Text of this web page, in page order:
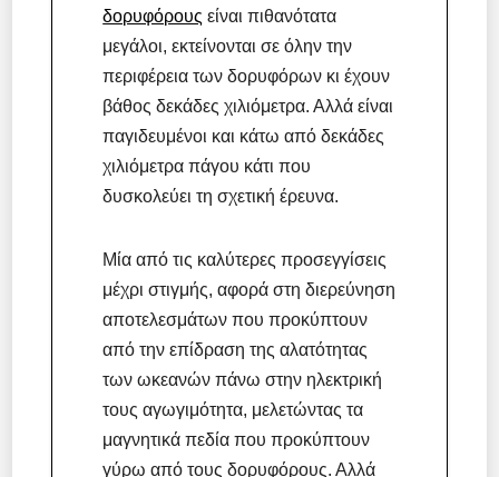
δορυφόρους είναι πιθανότατα
μεγάλοι, εκτείνονται σε όλην την
περιφέρεια των δορυφόρων κι έχουν
βάθος δεκάδες χιλιόμετρα. Αλλά είναι
παγιδευμένοι και κάτω από δεκάδες
χιλιόμετρα πάγου κάτι που
δυσκολεύει τη σχετική έρευνα.
Μία από τις καλύτερες προσεγγίσεις
μέχρι στιγμής, αφορά στη διερεύνηση
αποτελεσμάτων που προκύπτουν
από την επίδραση της αλατότητας
των ωκεανών πάνω στην ηλεκτρική
τους αγωγιμότητα, μελετώντας τα
μαγνητικά πεδία που προκύπτουν
γύρω από τους δορυφόρους. Αλλά